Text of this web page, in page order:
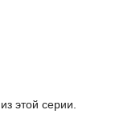
этой серии.